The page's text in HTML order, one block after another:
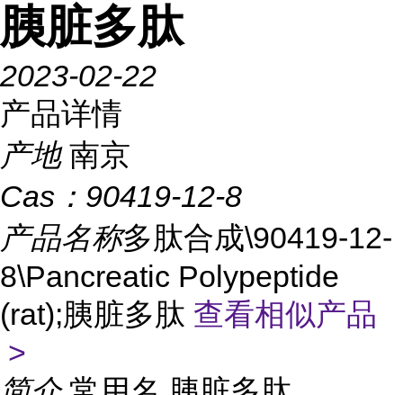
胰脏多肽
2023-02-22
产品详情
产地 南京
Cas： 90419-12-8
产品名称多肽合成\90419-12-
8\Pancreatic Polypeptide
(rat);胰脏多肽 查看相似产品
>